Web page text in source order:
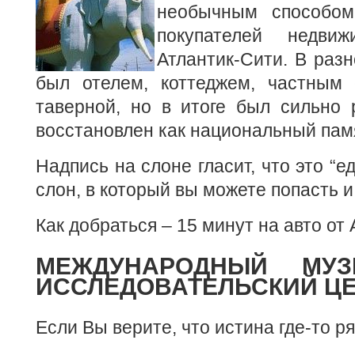
необычным
покупателей
Атлантик-Сити. В
был отелем, коттеджем,
таверной, но в итоге был сильно
восстановлен как национальный
Надпись на слоне гласит, что это
слон, в который вы можете попасть
Как добраться – 15 минут на авто от
МЕЖДУНАРОДНЫЙ
ИССЛЕДОВАТЕЛЬСКИЙ
Если Вы верите, что истина где-то